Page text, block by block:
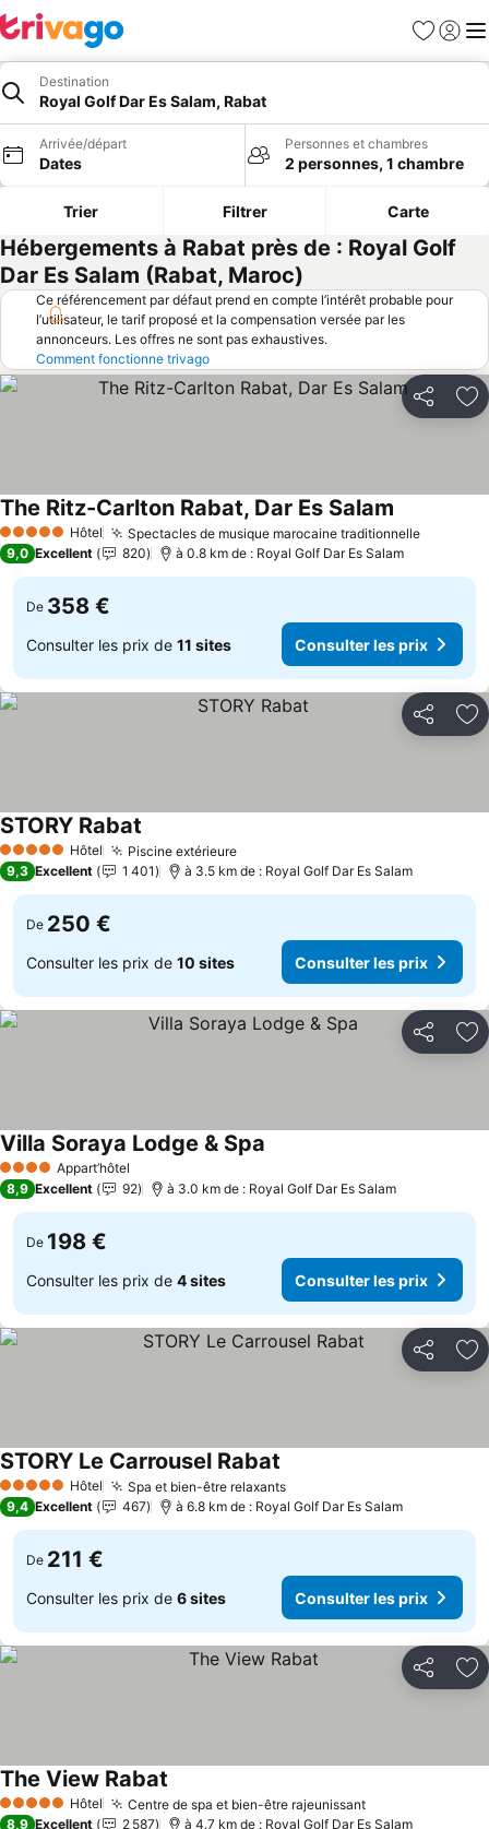
Favoris
Se
Destination
Royal Golf Dar Es Salam, Rabat
Arrivée/départ
Dates
Personnes et chambres
2 personnes, 1 chambre
Trier Filtrer Carte
Hébergements à Rabat près de : Royal Golf
Dar Es Salam (Rabat, Maroc)
Ce référencement par défaut prend en compte l’intérêt probable pour
l’utilisateur, le tarif proposé et la compensation versée par les
annonceurs. Les offres ne sont pas exhaustives.
Comment fonctionne trivago
Partager
5 Étoiles Hôtel Spectacles de musique marocaine traditionnelle
The Ritz-Carlton Rabat, Dar Es Salam
9,0 Excellent 820 à 0.8 km de : Royal Golf Dar Es Salam
De 358 €
Consulter les prix de 11 sites Consulter les prix
Partager
5 Étoiles Hôtel Piscine extérieureConsulter les prix
STORY Rabat
9,3 Excellent 1 401 à 3.5 km de : Royal Golf Dar Es Salam
De 250 €
Consulter les prix de 10 sites Consulter les prix
Partager
4 Étoiles Appart’hôtel
Villa Soraya Lodge & Spa
8,9 Excellent 92 à 3.0 km de : Royal Golf Dar Es Salam
De 198 €
Consulter les prix de 4 sites Consulter les prix
Partager
5 Étoiles Hôtel Spa et bien-être relaxantsConsulter les prix
STORY Le Carrousel Rabat
9,4 Excellent 467 à 6.8 km de : Royal Golf Dar Es Salam
De 211 €
Consulter les prix de 6 sites Consulter les prix
Partager
5 Étoiles Hôtel Centre de spa et bien-être rajeunissantConsulter les
The View Rabat
8,9 Excellent 2 587 à 4.7 km de : Royal Golf Dar Es Salam